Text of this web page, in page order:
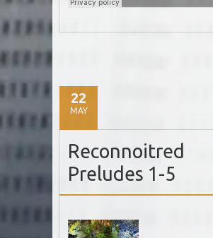
22
MAY
Reconnoitred
Preludes 1-5